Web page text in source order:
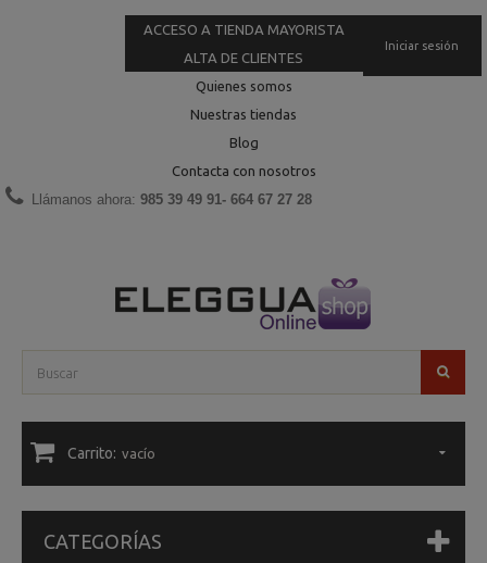
Iniciar sesión
ACCESO A TIENDA MAYORISTA
ALTA DE CLIENTES
Quienes somos
Nuestras tiendas
Blog
Contacta con nosotros
Llámanos ahora: 985 39 49 91- 664 67 27 28
Carrito: vacío
CATEGORÍAS